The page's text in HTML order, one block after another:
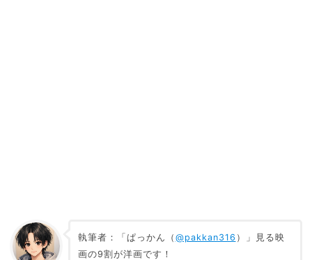
執筆者：「ぱっかん（ @pakkan316 ）」見る映
画の9割が洋画です！